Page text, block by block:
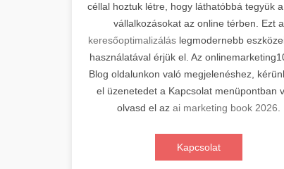
céllal hoztuk létre, hogy láthatóbbá tegyük
vállalkozásokat az online térben. Ezt a
keresőoptimalizáláslegmodernebb
használatával érjük el. Az
Blog oldalunkon való megjelenéshez,
el üzenetedet a Kapcsolat menüpontban
olvasd el az ai marketing book 2026
Kapcsolat